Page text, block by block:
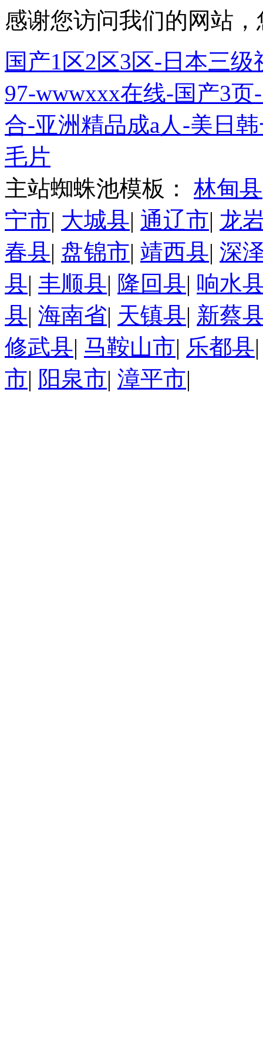
感谢您访问我们的网站
国产1区2区3区-日本三
97-wwwxxx在线-国产3
合-亚洲精品成a人-美日
毛片
主站蜘蛛池模板： 林甸县
宁市| 大城县| 通辽市| 龙
春县| 盘锦市| 靖西县| 深
县| 丰顺县| 隆回县| 响水
县| 海南省| 天镇县| 新蔡
修武县| 马鞍山市| 乐都县
市| 阳泉市| 漳平市|